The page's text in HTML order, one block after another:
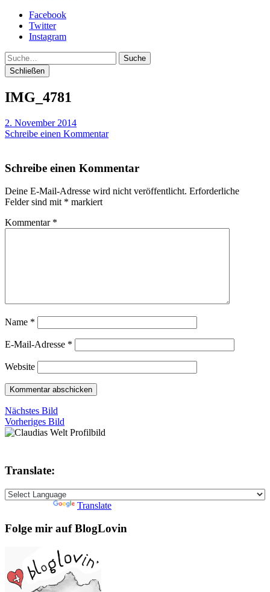
Facebook
Twitter
Instagram
Suche
Schließen
IMG_4781
2. November 2014
Schreibe einen Kommentar
Schreibe einen Kommentar
Deine E-Mail-Adresse wird nicht veröffentlicht. Erforderliche
Felder sind mit * markiert
Kommentar *
Name *
E-Mail-Adresse *
Website
Nächstes Bild
Vorheriges Bild
Translate:
Translate
Folge mir auf BlogLovin